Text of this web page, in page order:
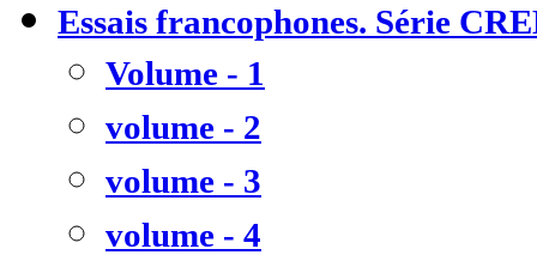
Essais francophones. Série
Volume - 1
volume - 2
volume - 3
volume - 4